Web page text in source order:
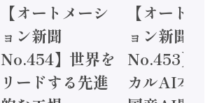
【オートメーシ
ョン新聞
No.454】世界を
リードする先進
【オートメ
ョン新聞
No.453】フ
カルAI本格